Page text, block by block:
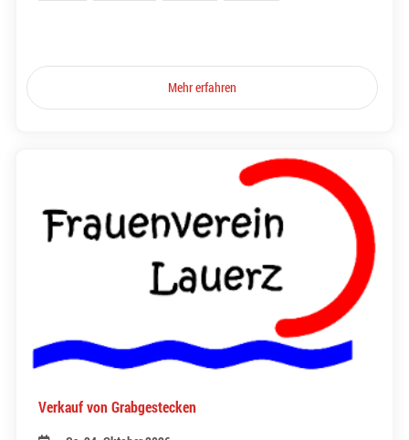
Mehr erfahren
Verkauf von Grabgestecken